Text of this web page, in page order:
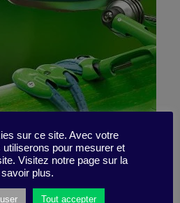
Frog: Jump
sur ce site. Avec votre
pour mesurer et
Visitez notre page sur la
plus.
Tout accepter